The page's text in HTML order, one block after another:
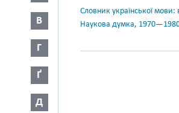
В
Г
Ґ
Д
Словник української
Наукова думка,